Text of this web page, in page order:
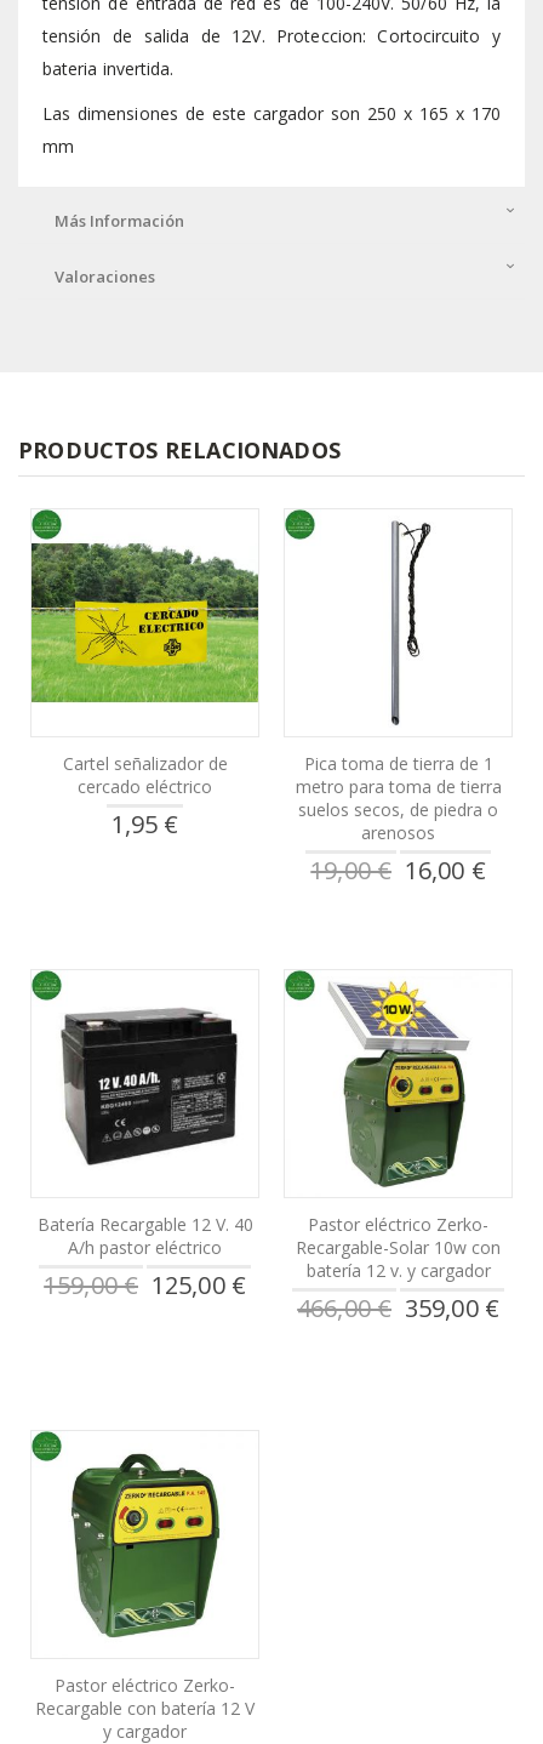
tensión de salida de 12V. Proteccion: Cortocircuito y
bateria invertida.
Las dimensiones de este cargador son 250 x 165 x 170
mm
Más Información
Valoraciones
PRODUCTOS RELACIONADOS
Cartel señalizador de
cercado eléctrico
1,95 €
Pica toma de tierra de 1
metro para toma de tierra
suelos secos, de piedra o
arenosos
19,00 €
Precio
especial
16,00 €
Batería Recargable 12 V. 40
A/h pastor eléctrico
159,00 €
Precio
especial
125,00 €
Pastor eléctrico Zerko-
Recargable-Solar 10w con
batería 12 v. y cargador
466,00 €
Precio
especial
359,00 €
Pastor eléctrico Zerko-
Recargable con batería 12 V
y cargador